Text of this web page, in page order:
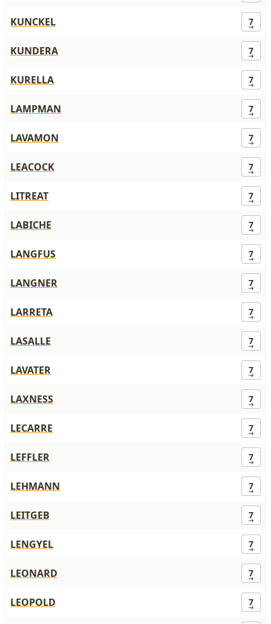
KUNCKEL 7
KUNDERA 7
KURELLA 7
LAMPMAN 7
LAVAMON 7
LEACOCK 7
LITREAT 7
LABICHE 7
LANGFUS 7
LANGNER 7
LARRETA 7
LASALLE 7
LAVATER 7
LAXNESS 7
LECARRE 7
LEFFLER 7
LEHMANN 7
LEITGEB 7
LENGYEL 7
LEONARD 7
LEOPOLD 7